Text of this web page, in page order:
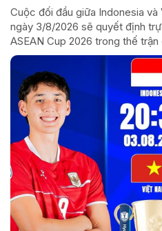
Cuộc đối đầu giữa Indonesia
ngày 3/8/2026 sẽ quyết định
ASEAN Cup 2026 trong thế trận